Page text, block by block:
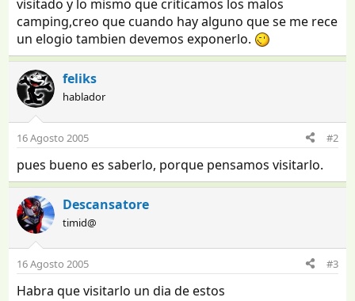
visitado y lo mismo que criticamos los malos
camping,creo que cuando hay alguno que se me rece
un elogio tambien devemos exponerlo.
feliks
hablador
16 Agosto 2005 #2
pues bueno es saberlo, porque pensamos visitarlo.
Descansatore
timid@
16 Agosto 2005 #3
Habra que visitarlo un dia de estos